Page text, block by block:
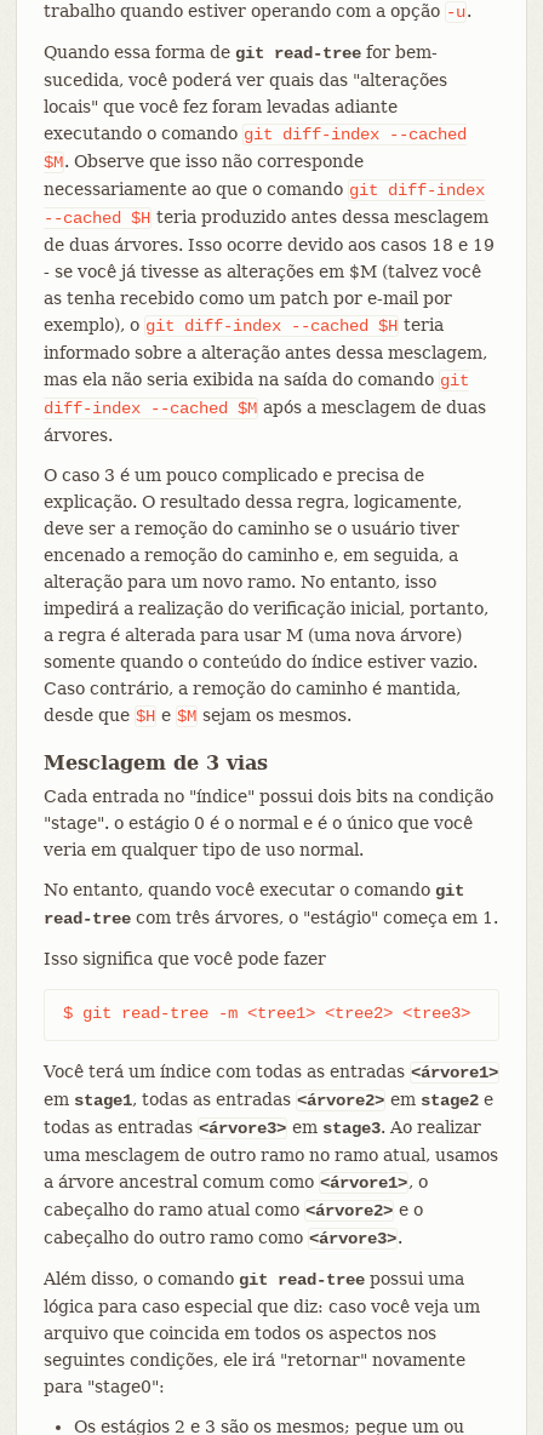
trabalho quando estiver operando com a opção -u.
Quando essa forma de git read-treefor bem-
sucedida, você poderá ver quais das "alterações
locais" que você fez foram levadas adiante
executando o comando git diff-index
--cached
$M. Observe que isso não corresponde
necessariamente ao que o comando git
diff-index
--cached
$H teria produzido antes dessa mesclagem
de duas árvores. Isso ocorre devido aos casos 18 e 19
- se você já tivesse as alterações em $M (talvez você
as tenha recebido como um patch por e-mail por
exemplo), o git diff-index --cached $H teria
informado sobre a alteração antes dessa mesclagem,
mas ela não seria exibida na saída do comando git
diff-index
--cached $M após a mesclagem de duas
árvores.
O caso 3 é um pouco complicado e precisa de
explicação. O resultado dessa regra, logicamente,
deve ser a remoção do caminho se o usuário tiver
encenado a remoção do caminho e, em seguida, a
alteração para um novo ramo. No entanto, isso
impedirá a realização do verificação inicial, portanto,
a regra é alterada para usar M (uma nova árvore)
somente quando o conteúdo do índice estiver vazio.
Caso contrário, a remoção do caminho é mantida,
desde que $H e $M sejam os mesmos.
Mesclagem de 3 vias
Cada entrada no "índice" possui dois bits na condição
"stage". o estágio 0 é o normal e é o único que você
veria em qualquer tipo de uso normal.
No entanto, quando você executar o comando git
read-treecom três árvores, o "estágio" começa em 1.
Isso significa que você pode fazer
$ git read-tree -m <tree1> <tree2> <tree3>
Você terá um índice com todas as entradas <árvore1>
em stage1, todas as entradas <árvore2> em stage2e
todas as entradas <árvore3> em stage3. Ao realizar
uma mesclagem de outro ramo no ramo atual, usamos
a árvore ancestral comum como <árvore1>, o
cabeçalho do ramo atual como <árvore2> e o
cabeçalho do outro ramo como <árvore3>.
Além disso, o comando git read-treepossui uma
lógica para caso especial que diz: caso você veja um
arquivo que coincida em todos os aspectos nos
seguintes condições, ele irá "retornar" novamente
para "stage0":
Os estágios 2 e 3 são os mesmos; pegue um ou